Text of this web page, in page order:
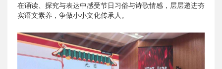
在诵读、探究与表达中感受节日习俗与诗歌情感，层层递进夯
实语文素养，争做小小文化传承人。